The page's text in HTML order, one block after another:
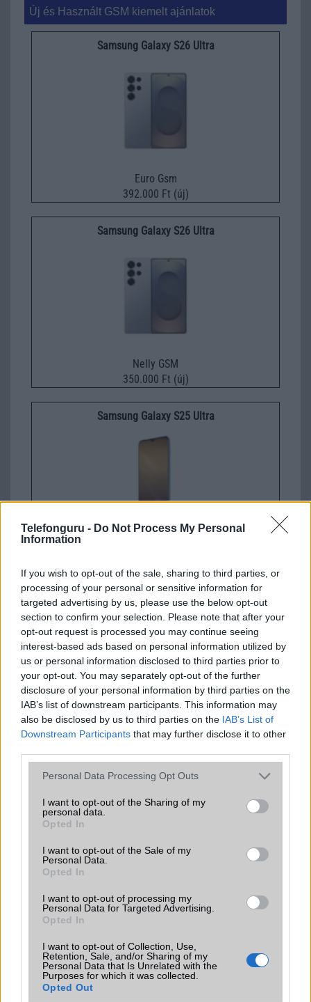
Telefonguru - Do Not Process My Personal
Information
If you wish to opt-out of the sale, sharing to third parties, or
processing of your personal or sensitive information for
targeted advertising by us, please use the below opt-out
section to confirm your selection. Please note that after your
opt-out request is processed you may continue seeing
interest-based ads based on personal information utilized by
us or personal information disclosed to third parties prior to
your opt-out. You may separately opt-out of the further
disclosure of your personal information by third parties on the
IAB’s list of downstream participants. This information may
also be disclosed by us to third parties on the IAB’s List of
Downstream Participants that may further disclose it to other
Please note that this website/app uses one or more Google
not limited to your visit or usage behaviour. You may click to
grant or deny consent to Google and its third-party tags to
use your data for below specified purposes in below Google
consent section.
Personal Data Processing Opt Outs
I want to opt-out of the Sharing of my
personal data.
Opted In
I want to opt-out of the Sale of my
Personal Data.
Opted In
I want to opt-out of processing my
Personal Data for Targeted Advertising.
Opted In
I want to opt-out of Collection, Use,
Retention, Sale, and/or Sharing of my
Personal Data that Is Unrelated with the
Purposes for which it was collected.
Opted Out
Új és Használt GSM kiemelt ajánlatok
Samsung Galaxy S26 Ultra
Euro Gsm
392.000 Ft (új)
Samsung Galaxy S26 Ultra
Nelly GSM
350.000 Ft (új)
Samsung Galaxy S25 Ultra
Számos népszerű Samsung Galaxy
készülék kimarad a One UI 9
frissítésből – itt a lista az érintett
modellekről
2026.06.30| Phone Arena
A One UI 9 érkezése új mesterséges intelligencia-
funkciókat és továbbfejlesztett kezelőfelületet hoz,
Galaxy készülék számára ez lesz az út vége.
rántja le a leplet az Apple az új
csúcsmobilokról
A szeptemberi eseményen az iPhone 18 Pro modellek
mellett a régóta pletykált hajlítható iPhone Ultra is
bemutatkozhat, miközben az áremelésekről szóló
találgatások továbbra is beárnyékolják a rajtot.
Az Android rejtett automatizmusai: hat
meg a mindennapokat
2026.06.14| Android Police
Sok felhasználó külön alkalmazásokra esküszik, pedig az
Android már évek óta olyan intelligens funkciókat kínál,